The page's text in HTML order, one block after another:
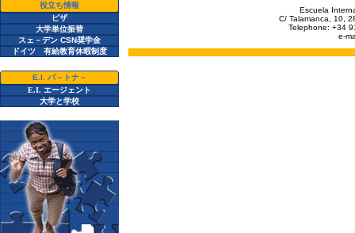
役立ち情報
ビザ
大学単位振替
スェ－デン CSN奨学金
ドイツ 有給教育休暇制度
E.I. パ－トナ－
E.I. エージェント
大学と学校
Escuela
C/ Talamanca, 10,
Telephone: +34
e-